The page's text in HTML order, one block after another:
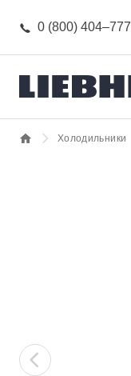
0 (800) 404–777
Холодильники